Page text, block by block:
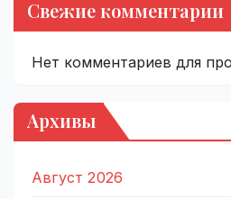
Свежие комментарии
Нет комментариев для
Архивы
Август 2026